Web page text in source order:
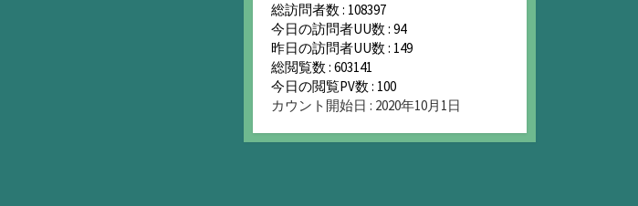
総訪問者数 : 108397
今日の訪問者UU数 : 94
昨日の訪問者UU数 : 149
総閲覧数 : 603141
今日の閲覧PV数 : 100
カウント開始日 : 2020年10月1日